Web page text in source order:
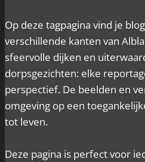
Op deze tagpagina vind je
verschillende kanten van
sfeervolle dijken en
dorpsgezichten: elke
perspectief. De beelden en
omgeving op een
tot leven.
Deze pagina is perfect voor